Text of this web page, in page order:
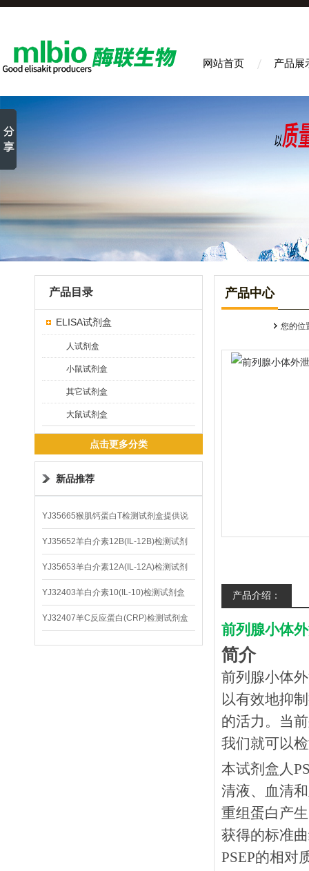
网站首页 产品展
产品目录
ELISA试剂盒
人试剂盒
小鼠试剂盒
其它试剂盒
大鼠试剂盒
点击更多分类
新品推荐
YJ35665猴肌钙蛋白T检测试剂盒提供说
明书
YJ35652羊白介素12B(IL-12B)检测试剂
盒
YJ35653羊白介素12A(IL-12A)检测试剂
盒
YJ32403羊白介素10(IL-10)检测试剂盒
YJ32407羊C反应蛋白(CRP)检测试剂盒
产品中心
您的位
产品介绍：
前列腺小体
简介
前列腺小体
以有效地抑
的活力。当
我们就可以
本试剂盒人
清液、血清
重组蛋白产
获得的标准
PSEP的相对